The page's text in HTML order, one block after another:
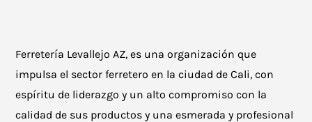
página
de
producto
página
de
producto
Ferretería Levallejo AZ, es una organización que
impulsa el sector ferretero en la ciudad de Cali, con
espíritu de liderazgo y un alto compromiso con la
calidad de sus productos y una esmerada y profesional